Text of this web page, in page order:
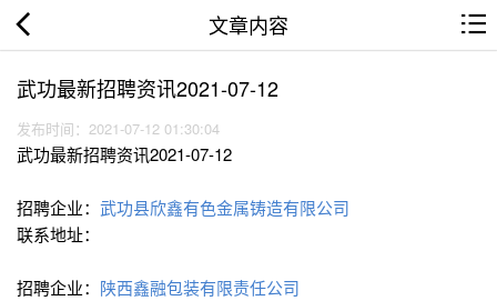
文章内容
武功最新招聘资讯2021-07-12
发布时间：2021-07-12 01:30:04
武功最新招聘资讯2021-07-12
招聘企业： 武功县欣鑫有色金属铸造有限公司
联系地址：
招聘企业： 陕西鑫融包装有限责任公司